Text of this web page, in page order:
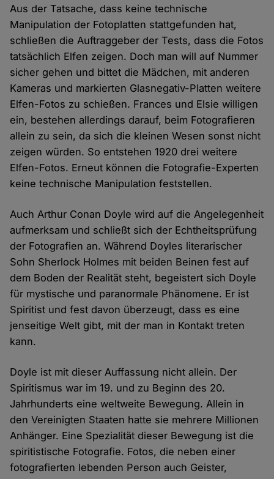
Aus der Tatsache, dass keine technische
Manipulation der Fotoplatten stattgefunden hat,
schließen die Auftraggeber der Tests, dass die Fotos
tatsächlich Elfen zeigen. Doch man will auf Nummer
sicher gehen und bittet die Mädchen, mit anderen
Kameras und markierten Glasnegativ-Platten weitere
Elfen-Fotos zu schießen. Frances und Elsie willigen
ein, bestehen allerdings darauf, beim Fotografieren
allein zu sein, da sich die kleinen Wesen sonst nicht
zeigen würden. So entstehen 1920 drei weitere
Elfen-Fotos. Erneut können die Fotografie-Experten
keine technische Manipulation feststellen.
Auch Arthur Conan Doyle wird auf die Angelegenheit
aufmerksam und schließt sich der Echtheitsprüfung
der Fotografien an. Während Doyles literarischer
Sohn Sherlock Holmes mit beiden Beinen fest auf
dem Boden der Realität steht, begeistert sich Doyle
für mystische und paranormale Phänomene. Er ist
Spiritist und fest davon überzeugt, dass es eine
jenseitige Welt gibt, mit der man in Kontakt treten
kann.
Doyle ist mit dieser Auffassung nicht allein. Der
Spiritismus war im 19. und zu Beginn des 20.
Jahrhunderts eine weltweite Bewegung. Allein in
den Vereinigten Staaten hatte sie mehrere Millionen
Anhänger. Eine Spezialität dieser Bewegung ist die
spiritistische Fotografie. Fotos, die neben einer
fotografierten lebenden Person auch Geister,